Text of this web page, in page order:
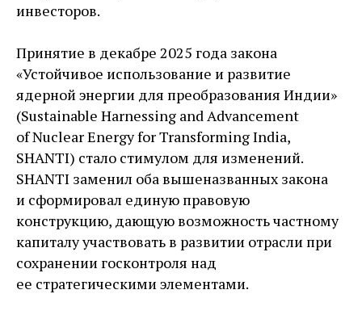
инвесторов.
Принятие в декабре 2025 года закона
«Устойчивое использование и развитие
ядерной энергии для преобразования Индии»
(Sustainable Harnessing and Advancement
of Nuclear Energy for Transforming India,
SHANTI) стало стимулом для изменений.
SHANTI заменил оба вышеназванных закона
и сформировал единую правовую
конструкцию, дающую возможность частному
капиталу участвовать в развитии отрасли при
сохранении госконтроля над
ее стратегическими элементами.